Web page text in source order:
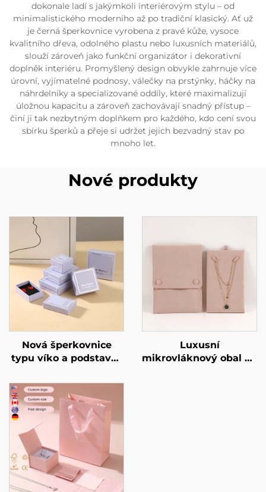
dokonale ladí s jakýmkoli interiérovým stylu – od
minimalistického moderního až po tradiční klasický. Ať už
je černá šperkovnice vyrobena z pravé kůže, vysoce
kvalitního dřeva, odolného plastu nebo luxusních materiálů,
slouží zároveň jako funkční organizátor i dekorativní
doplněk interiéru. Promyšlený design obvykle zahrnuje více
úrovní, vyjímatelné podnosy, válečky na prstýnky, háčky na
náhrdelníky a specializované oddíly, které maximalizují
úložnou kapacitu a zároveň zachovávají snadný přístup –
činí ji tak nezbytným doplňkem pro každého, kdo cení svou
sbírku šperků a přeje si udržet jejich bezvadný stav po
mnoho let.
Nové produkty
Nová šperkovnice
typu víko a podstavec
obdélníková
šperkovnice s
jednoduchým vzorem
pro ukládání prstenů a
náhrdelníků
Luxusní
mikrovláknový obal na